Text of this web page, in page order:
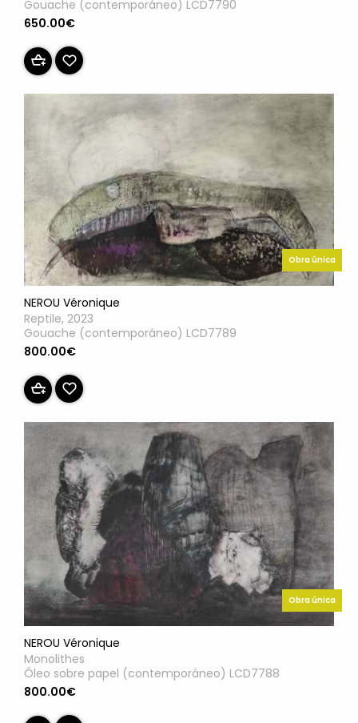
Gouache (contemporáneo) LCD7790
650.00€
Obra única
NEROU Véronique
Reptile, 2023
Gouache (contemporáneo) LCD7789
800.00€
Obra única
NEROU Véronique
Monolithes
Óleo sobre papel (contemporáneo) LCD7788
800.00€